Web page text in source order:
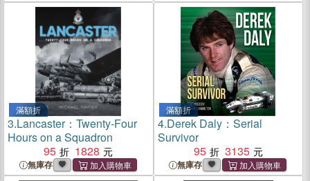
滿額折
3.Lancaster：Twenty-Four
Hours on a Squadron
95
1828
無庫存
滿額折
4.Derek Daly：Serial
Survivor
95
3135
無庫存